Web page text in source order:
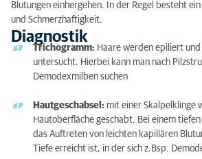
Blutungen einhergehen. In der Regel besteht
und Schmerzhaftigkeit.
Diagnostik
Trichogramm: Haare werden epiliert
untersucht. Hierbei kann man nach
Demodexmilben suchen
Hautgeschabsel: mit einer Skalpelklinge
Hautoberfläche geschabt. Bei einem
das Auftreten von leichten kapillären
Tiefe erreicht ist, in der sich z.Bsp.